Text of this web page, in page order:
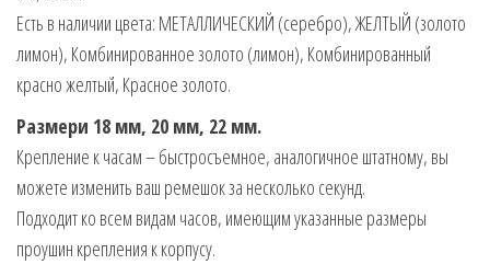
Есть в наличии цвета: МЕТАЛЛИЧЕСКИЙ (серебро), ЖЕЛТЫЙ (золото
лимон), Комбинированное золото (лимон), Комбинированный
красно желтый, Красное золото.
Размери 18 мм, 20 мм, 22 мм.
Крепление к часам – быстросъемное, аналогичное штатному, вы
можете изменить ваш ремешок за несколько секунд.
Подходит ко всем видам часов, имеющим указанные размеры
проушин крепления к корпусу.